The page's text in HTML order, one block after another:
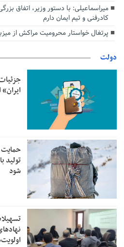
میراسماعیلی: با دستور وزیر، اتفاق
کادرفنی و تیم ایمان دارم
پرتغال خواستار محرومیت مراکش از میزبانی
دولت
حمایت
تولید
شود